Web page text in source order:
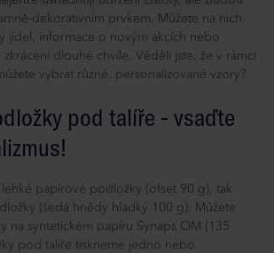
dekorativním prvkem. Můžete na nich
jídel, informace o novým akcích nebo
dlouhé chvíle. Věděli jste, že v rámci
vybrat různé, personalizované vzory?
pod talíře - vsaďte
lehké papírové podložky (ofset 90 g), tak
(šedá hnědý hladký 100 g). Můžete
na syntetickém papíru Synaps OM (135
pod talíře tiskneme jedno nebo